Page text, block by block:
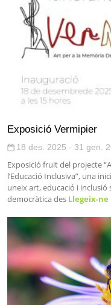
Exposició Vermipier
18 des. 2025 - 31 gen.
Exposició fruit del projecte
l’Educació Inclusiva”, una
uneix art, educació i
democràtica des Llegeix-